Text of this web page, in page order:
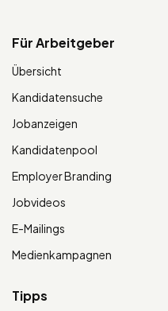
Für Arbeitgeber
Übersicht
Kandidatensuche
Jobanzeigen
Kandidatenpool
Employer Branding
Jobvideos
E-Mailings
Medienkampagnen
Tipps